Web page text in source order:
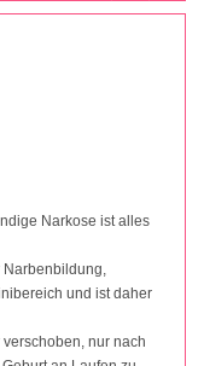
Narkose ist alles
Narbenbildung,
und ist daher
nur nach